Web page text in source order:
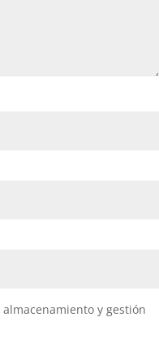
y gestión